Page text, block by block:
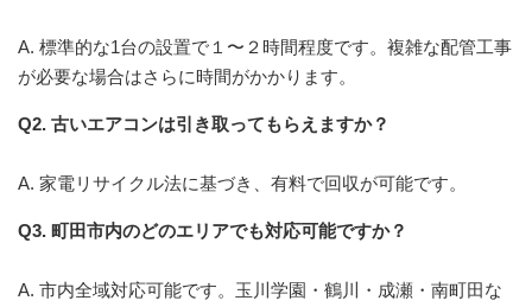
A. 標準的な1台の設置で１〜２時間程度です。複雑な配管工事
が必要な場合はさらに時間がかかります。
Q2. 古いエアコンは引き取ってもらえますか？
A. 家電リサイクル法に基づき、有料で回収が可能です。
Q3. 町田市内のどのエリアでも対応可能ですか？
A. 市内全域対応可能です。玉川学園・鶴川・成瀬・南町田な